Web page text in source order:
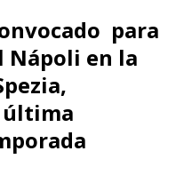
para
en la
última